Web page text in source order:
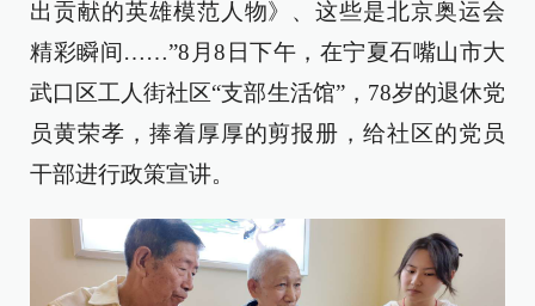
出贡献的英雄模范人物》、这些是北京奥运会
精彩瞬间……”8月8日下午，在宁夏石嘴山市大
武口区工人街社区“支部生活馆”，78岁的退休党
员黄荣孝，捧着厚厚的剪报册，给社区的党员
干部进行政策宣讲。